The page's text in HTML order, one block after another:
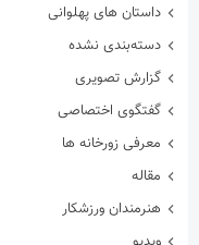
داستان های پهلوانی
دسته‌بندی نشده
گزارش تصویری
گفتگوی اختصاصی
معرفی زورخانه ها
مقاله
هنرمندان ورزشکار